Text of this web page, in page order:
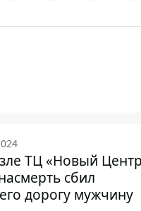
ТЦ «Новый
сбил
дорогу мужчину